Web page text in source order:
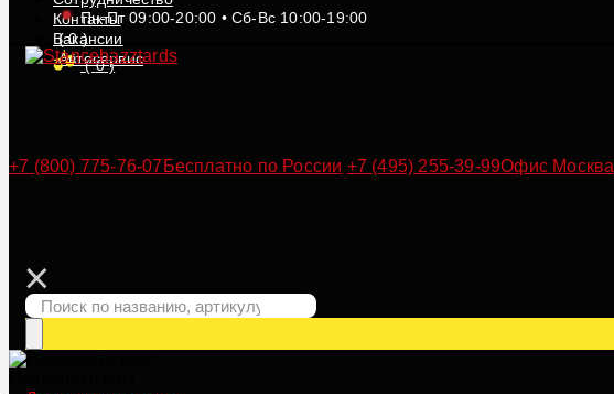
Контакты
Вакансии
Автосервис
Пн-Пт 09:00-20:00 • Сб-Вс 10:00-19:00
(0)
(0)
+7 (800) 775-76-07 Бесплатно по России +7 (495) 255-39-99Офис Москва